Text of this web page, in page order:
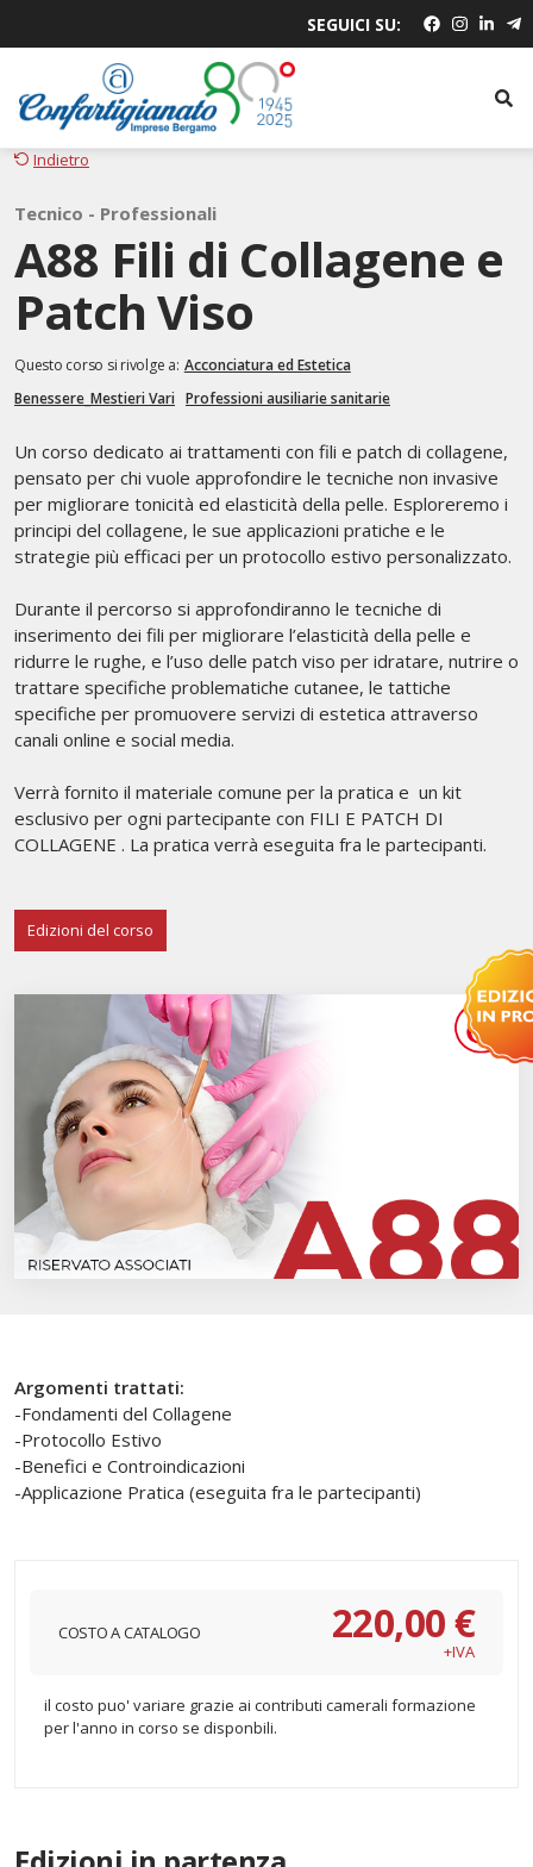
SEGUICI SU:
Indietro
Tecnico - Professionali
A88 Fili di Collagene e
Patch Viso
Questo corso si rivolge a: Acconciatura ed Estetica
Benessere_Mestieri Vari Professioni ausiliarie sanitarie
Un corso dedicato ai trattamenti con fili e patch di collagene,
pensato per chi vuole approfondire le tecniche non invasive
per migliorare tonicità ed elasticità della pelle. Esploreremo i
principi del collagene, le sue applicazioni pratiche e le
strategie più efficaci per un protocollo estivo personalizzato.
Durante il percorso si approfondiranno le tecniche di
inserimento dei fili per migliorare l’elasticità della pelle e
ridurre le rughe, e l’uso delle patch viso per idratare, nutrire o
trattare specifiche problematiche cutanee, le tattiche
specifiche per promuovere servizi di estetica attraverso
canali online e social media.
Verrà fornito il materiale comune per la pratica e un kit
esclusivo per ogni partecipante con FILI E PATCH DI
COLLAGENE . La pratica verrà eseguita fra le partecipanti.
Edizioni del corso
Argomenti trattati:
-Fondamenti del Collagene
-Protocollo Estivo
-Benefici e Controindicazioni
-Applicazione Pratica (eseguita fra le partecipanti)
COSTO A CATALOGO 220,00 €
+IVA
il costo puo' variare grazie ai contributi camerali formazione
per l'anno in corso se disponbili.